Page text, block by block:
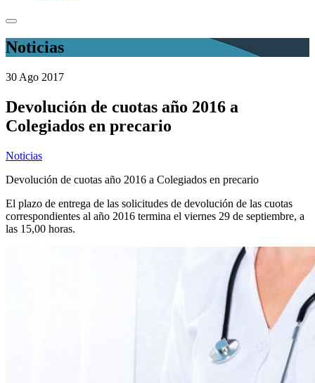
Noticias
30 Ago 2017
Devolución de cuotas año 2016 a
Colegiados en precario
Noticias
Devolución de cuotas año 2016 a Colegiados en precario
El plazo de entrega de las solicitudes de devolución de las cuotas
correspondientes al año 2016 termina el viernes 29 de septiembre, a
las 15,00 horas.